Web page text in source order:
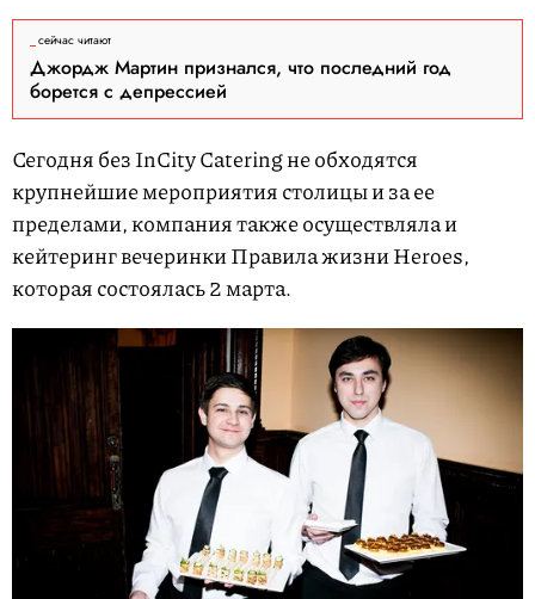
сейчас читают
Джордж Мартин признался, что последний год
борется с депрессией
Сегодня без InCity Catering не обходятся
крупнейшие мероприятия столицы и за ее
пределами, компания также осуществляла и
кейтеринг вечеринки Правила жизни Heroes,
которая состоялась 2 марта.